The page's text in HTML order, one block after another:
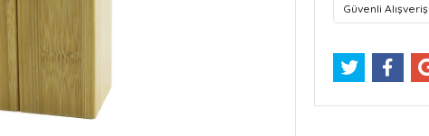
Güvenli Alışveriş